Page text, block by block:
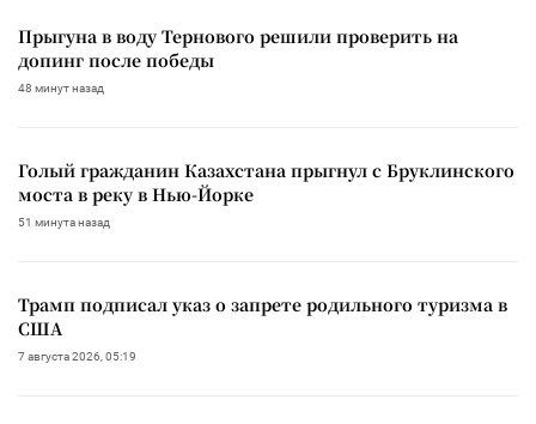
Прыгуна в воду Тернового решили проверить на
допинг после победы
48 минут назад
Голый гражданин Казахстана прыгнул с Бруклинского
моста в реку в Нью-Йорке
51 минута назад
Трамп подписал указ о запрете родильного туризма в
США
7 августа 2026, 05:19